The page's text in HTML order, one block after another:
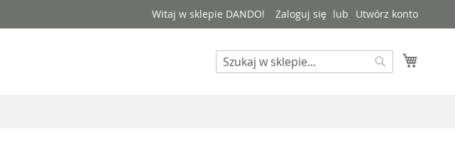
Witaj w sklepie DANDO! Zaloguj się Utwórz konto
Search